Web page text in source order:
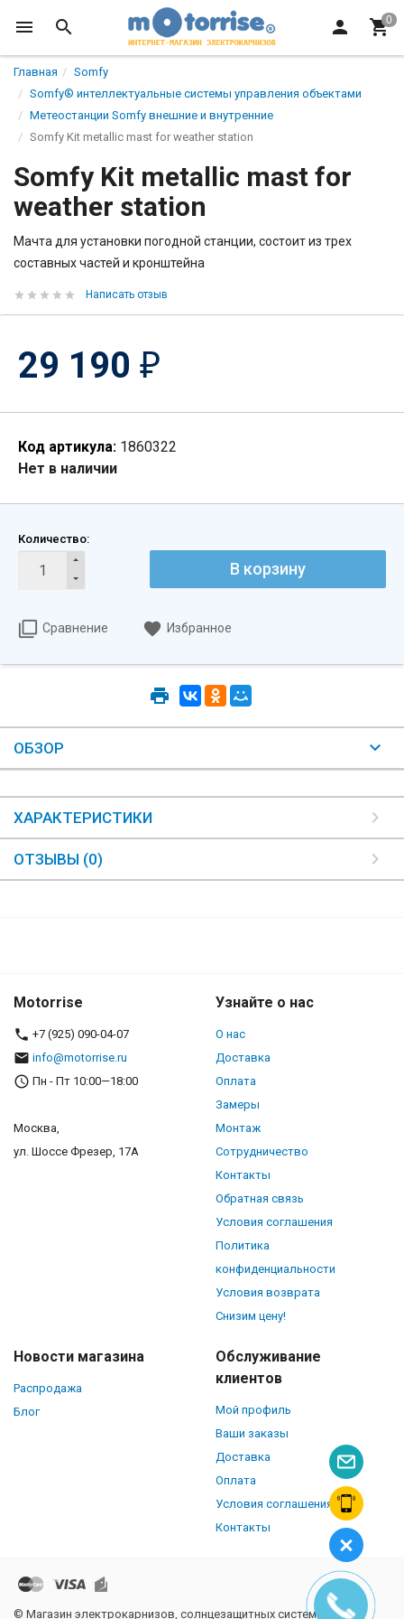
Главная
Somfy
Somfy® интеллектуальные системы управления объектами
Метеостанции Somfy внешние и внутренние
Somfy Kit metallic mast for weather station
Somfy Kit metallic mast for
weather station
Мачта для установки погодной станции, состоит из трех
составных частей и кронштейна
Написать отзыв
29 190 ₽
Код артикула: 1860322
Нет в наличии
Количество:
В корзину
Сравнение Избранное
ОБЗОР
ХАРАКТЕРИСТИКИ
ОТЗЫВЫ (0)
Motorrise
+7 (925) 090-04-07
info@motorrise.ru
Пн - Пт 10:00—18:00
Москва,
ул. Шоссе Фрезер, 17А
Узнайте о нас
О нас
Доставка
Оплата
Замеры
Монтаж
Сотрудничество
Контакты
Обратная связь
Условия соглашения
Политика
конфиденциальности
Условия возврата
Снизим цену!
Новости магазина
Распродажа
Блог
Обслуживание
клиентов
Мой профиль
Ваши заказы
Доставка
Оплата
Условия соглашения
Контакты
© Магазин электрокарнизов, солнцезащитных систем и